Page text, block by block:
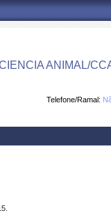
ANIMAL/
Telefone/Ramal: